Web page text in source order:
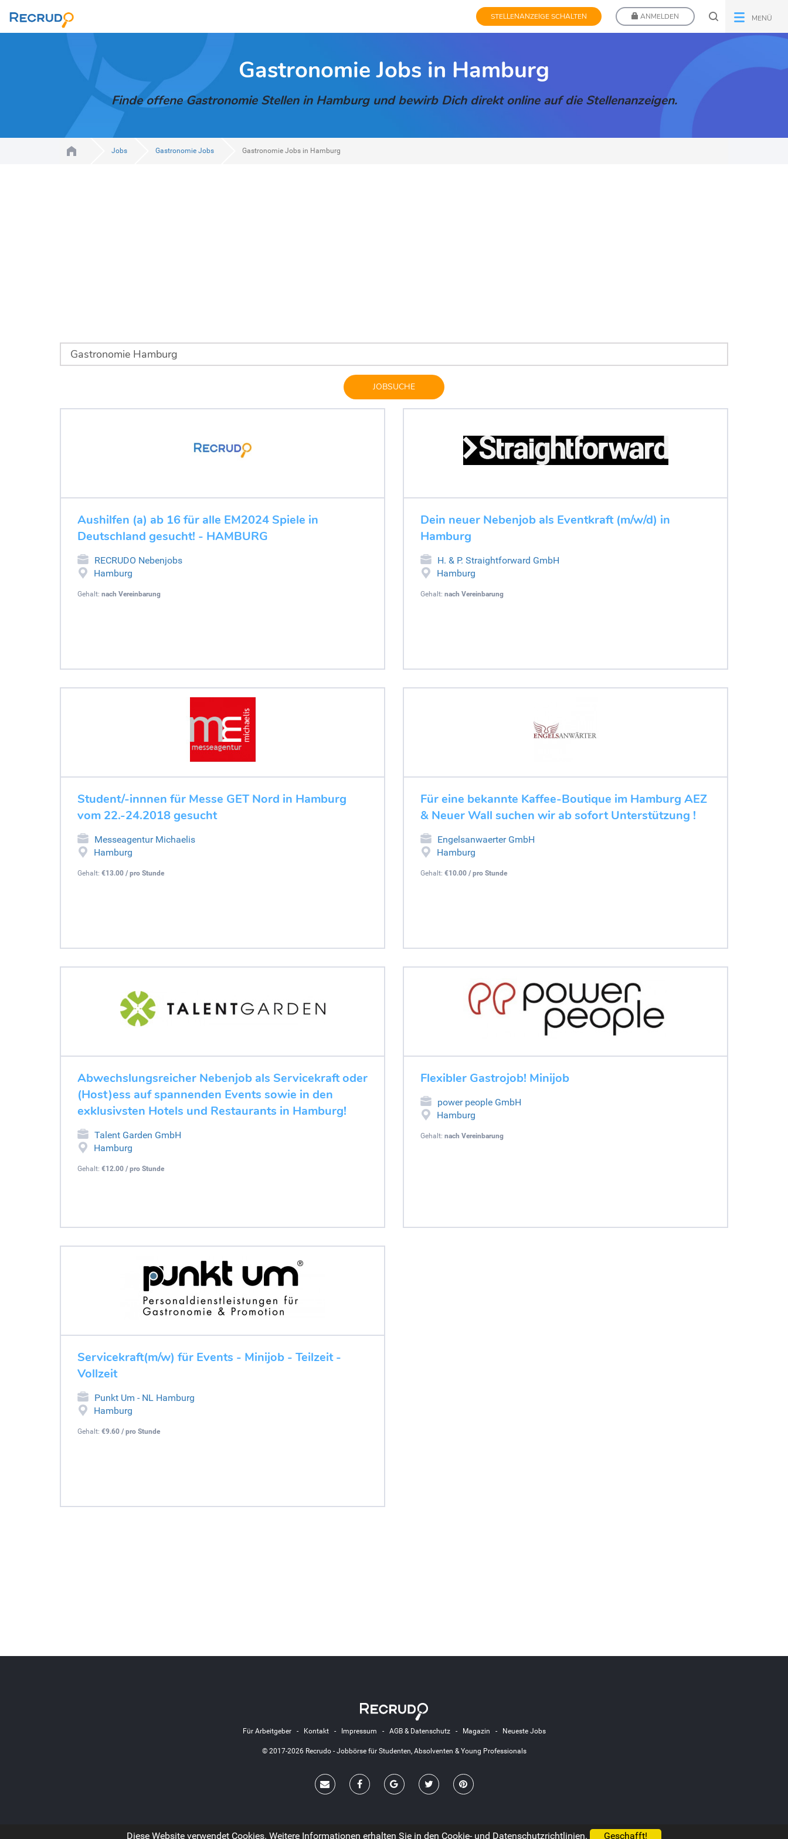
STELLENANZEIGE SCHALTEN ANMELDEN MENÜ
Gastronomie Jobs in Hamburg
Finde offene Gastronomie Stellen in Hamburg und bewirb Dich direkt online auf die Stellenanzeigen.
Jobs Gastronomie Jobs Gastronomie Jobs in Hamburg
JOBSUCHE
Aushilfen (a) ab 16 für alle EM2024 Spiele in
Deutschland gesucht! - HAMBURG
RECRUDO Nebenjobs
Hamburg
Gehalt: nach Vereinbarung
Dein neuer Nebenjob als Eventkraft (m/w/d) in
Hamburg
H. & P. Straightforward GmbH
Hamburg
Gehalt: nach Vereinbarung
Student/-innnen für Messe GET Nord in Hamburg
vom 22.-24.2018 gesucht
Messeagentur Michaelis
Hamburg
Gehalt: €13.00 / pro Stunde
Für eine bekannte Kaffee-Boutique im Hamburg AEZ
& Neuer Wall suchen wir ab sofort Unterstützung !
Engelsanwaerter GmbH
Hamburg
Gehalt: €10.00 / pro Stunde
Abwechslungsreicher Nebenjob als Servicekraft oder
(Host)ess auf spannenden Events sowie in den
exklusivsten Hotels und Restaurants in Hamburg!
Talent Garden GmbH
Hamburg
Gehalt: €12.00 / pro Stunde
Flexibler Gastrojob! Minijob
power people GmbH
Hamburg
Gehalt: nach Vereinbarung
Servicekraft(m/w) für Events - Minijob - Teilzeit -
Vollzeit
Punkt Um - NL Hamburg
Hamburg
Gehalt: €9.60 / pro Stunde
Für Arbeitgeber- Kontakt- Impressum - AGB & Datenschutz- Magazin - Neueste Jobs
© 2017-2026 Recrudo - Jobbörse für Studenten, Absolventen & Young Professionals
Diese Website verwendet Cookies. Weitere Informationen erhalten Sie in den Cookie- und Datenschutzrichtlinien. Geschafft!